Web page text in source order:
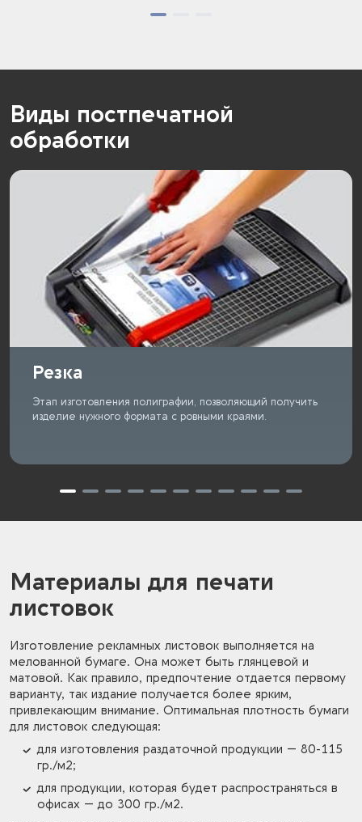
Виды постпечатной
обработки
Резка
Этап изготовления полиграфии, позволяющий получить
изделие нужного формата с ровными краями.
Материалы для печати
листовок
Изготовление рекламных листовок выполняется на
мелованной бумаге. Она может быть глянцевой и
матовой. Как правило, предпочтение отдается первому
варианту, так издание получается более ярким,
привлекающим внимание. Оптимальная плотность бумаги
для листовок следующая:
для изготовления раздаточной продукции — 80-115
гр./м2;
для продукции, которая будет распространяться в
офисах — до 300 гр./м2.